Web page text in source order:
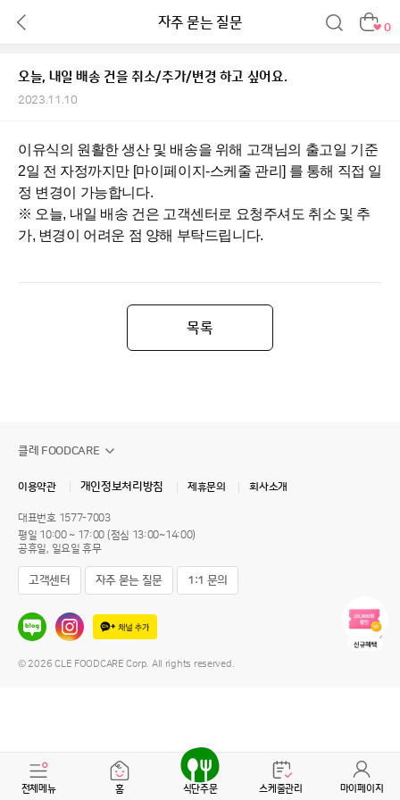
자주 묻는 질문 0
오늘, 내일 배송 건을 취소/추가/변경 하고 싶어요.
2023.11.10
이유식의 원활한 생산 및 배송을 위해 고객님의 출고일 기준
2일 전 자정까지만 [마이페이지-스케줄 관리] 를 통해 직접 일
정 변경이 가능합니다.
※ 오늘, 내일 배송 건은 고객센터로 요청주셔도 취소 및 추
가, 변경이 어려운 점 양해 부탁드립니다.
목록
전체메뉴 홈 식단주문 스케줄관리 마이페이지
클레 FOODCARE
이용약관 개인정보처리방침 제휴문의 회사소개
대표번호 1577-7003
평일 10:00 ~ 17:00 (점심 13:00~14:00)
공휴일, 일요일 휴무
고객센터 자주 묻는 질문 1:1 문의
© 2026 CLE FOODCARE Corp. All rights reserved.